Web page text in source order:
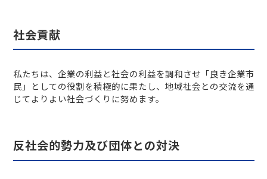
社会貢献
私たちは、企業の利益と社会の利益を調和させ「良き企業市
民」としての役割を積極的に果たし、地域社会との交流を通
じてよりよい社会づくりに努めます。
反社会的勢力及び団体との対決